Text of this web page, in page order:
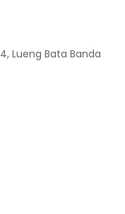
Lueng Bata Banda